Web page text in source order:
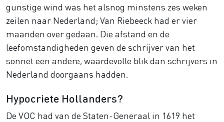
gunstige wind was het alsnog minstens zes weken
zeilen naar Nederland; Van Riebeeck had er vier
maanden over gedaan. Die afstand en de
leefomstandigheden geven de schrijver van het
sonnet een andere, waardevolle blik dan schrijvers in
Nederland doorgaans hadden.
Hypocriete Hollanders?
De VOC had van de Staten-Generaal in 1619 het